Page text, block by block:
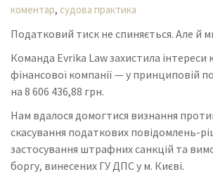
коментар, судова практика
Податковий тиск не спиняється. Але й
Команда Evrika Law захистила інтереси
фінансової компанії — у принциповій
на 8 606 436,88 грн.
Нам вдалося домогтися визнання
скасування податкових повідомлень-
застосування штрафних санкцій та
боргу, винесених ГУ ДПС у м. Києві.